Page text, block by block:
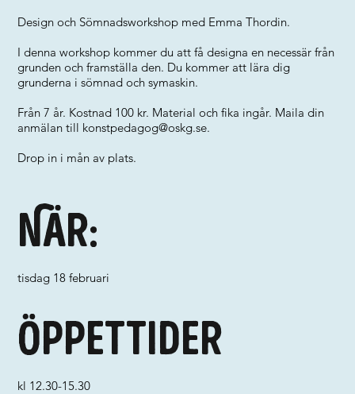
Design och Sömnadsworkshop med Emma Thordin.
I denna workshop kommer du att få designa en necessär från
grunden och framställa den. Du kommer att lära dig
grunderna i sömnad och symaskin.
Från 7 år. Kostnad 100 kr. Material och fika ingår. Maila din
anmälan till konstpedagog@oskg.se.
Drop in i mån av plats.
När:
tisdag 18 februari
Öppettider
kl 12.30-15.30